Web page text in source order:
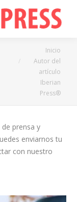
Inicio
Autor del
artículo
Iberian
Press®
prensa y
enviarnos tu
con nuestro